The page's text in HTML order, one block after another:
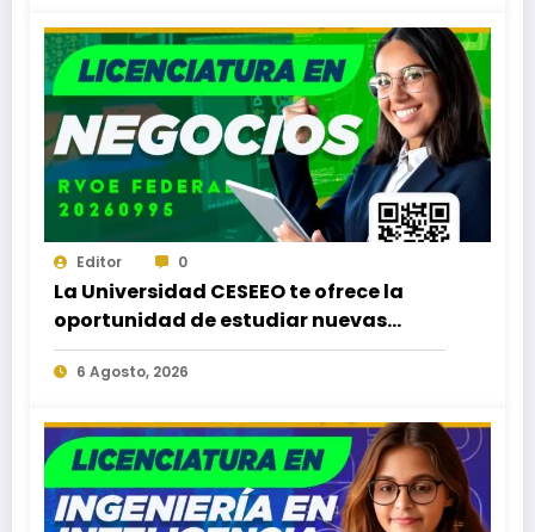
Editor 0
La Universidad CESEEO te ofrece la
oportunidad de estudiar nuevas
Licenciaturas en los Campus Oaxaca,
Puerto Escondido, Ixtepec y en la
6 Agosto, 2026